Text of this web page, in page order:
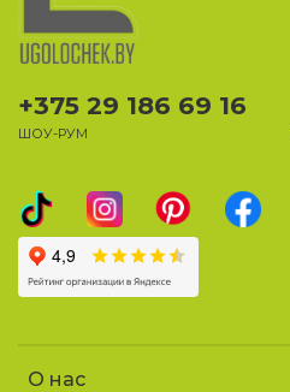
О нас
+375 29 186 69 16
ШОУ-РУМ